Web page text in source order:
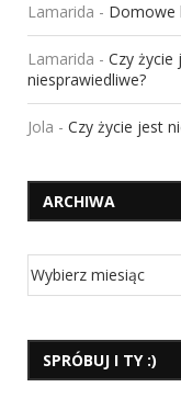
Lamarida - Domowe
Lamarida - Czy życie
niesprawiedliwe?
Jola - Czy życie jest
ARCHIWA
SPRÓBUJ I TY :)